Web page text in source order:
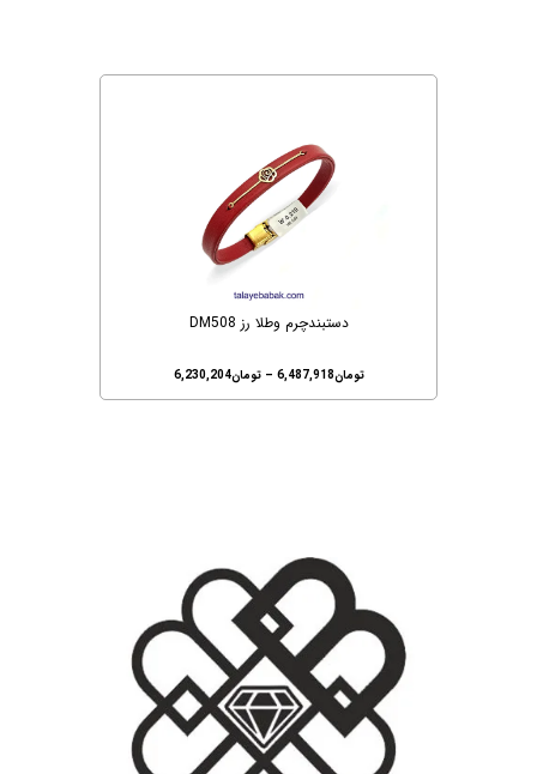
دستبندچرم وطلا رز DM508
تومان6,487,918
– تومان6,230,204